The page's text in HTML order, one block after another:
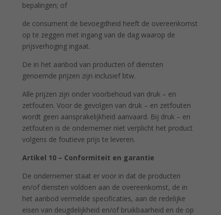
bepalingen; of
de consument de bevoegdheid heeft de overeenkomst
op te zeggen met ingang van de dag waarop de
prijsverhoging ingaat.
De in het aanbod van producten of diensten
genoemde prijzen zijn inclusief btw.
Alle prijzen zijn onder voorbehoud van druk – en
zetfouten. Voor de gevolgen van druk – en zetfouten
wordt geen aansprakelijkheid aanvaard. Bij druk – en
zetfouten is de ondernemer niet verplicht het product
volgens de foutieve prijs te leveren.
Artikel 10 – Conformiteit en garantie
De ondernemer staat er voor in dat de producten
en/of diensten voldoen aan de overeenkomst, de in
het aanbod vermelde specificaties, aan de redelijke
eisen van deugdelijkheid en/of bruikbaarheid en de op